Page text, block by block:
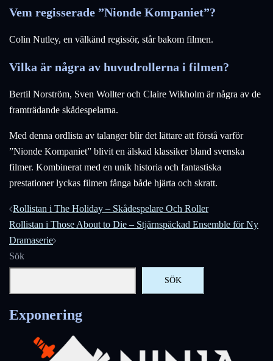
Vem regisserade ”Nionde Kompaniet”?
Colin Nutley, en välkänd regissör, står bakom filmen.
Vilka är några av huvudrollerna i filmen?
Bertil Norström, Sven Wollter och Claire Wikholm är några av de
framträdande skådespelarna.
Med denna ordlista av talanger blir det lättare att förstå varför
”Nionde Kompaniet” blivit en älskad klassiker bland svenska
filmer. Kombinerat med en unik historia och fantastiska
prestationer lyckas filmen fånga både hjärta och skratt.
Inläggsnavigering
Rollistan i The Holiday – Skådespelare Och Roller
Rollistan i Those About to Die – Stjärnspäckad Ensemble för Ny
Dramaserie
Sök
SÖK
Exponering